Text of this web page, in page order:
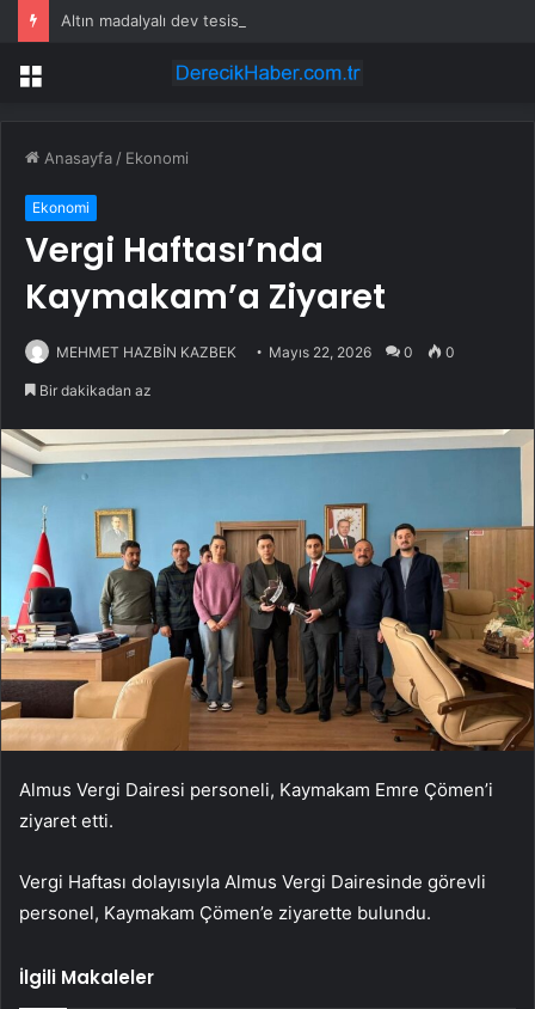
Menü
Anasayfa / Ekonomi
Ekonomi
Vergi Haftası’nda
Kaymakam’a Ziyaret
MEHMET HAZBİN KAZBEK Mayıs 22, 2026 0 0
Bir dakikadan az
Almus Vergi Dairesi personeli, Kaymakam Emre Çömen’i
ziyaret etti.
Vergi Haftası dolayısıyla Almus Vergi Dairesinde görevli
personel, Kaymakam Çömen’e ziyarette bulundu.
İlgili Makaleler